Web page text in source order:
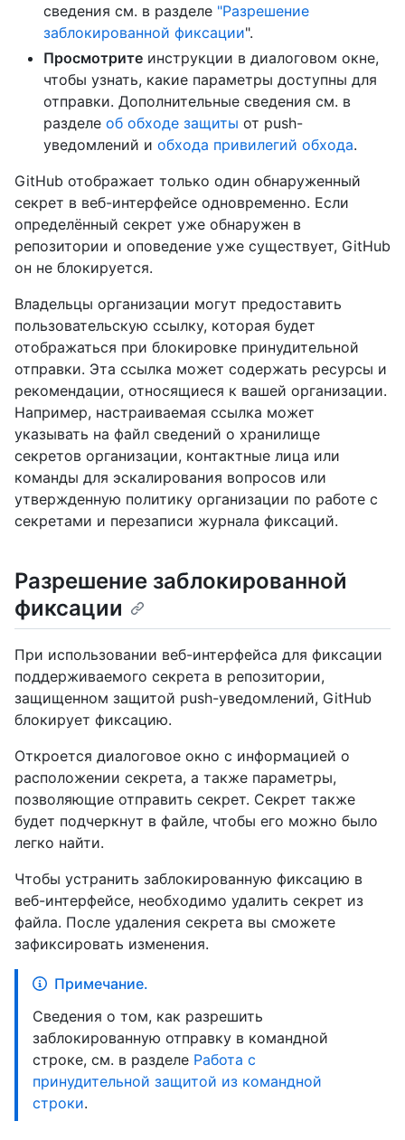
сведения см. в разделе "Разрешение
заблокированной фиксации".
Просмотрите инструкции в диалоговом окне,
чтобы узнать, какие параметры доступны для
отправки. Дополнительные сведения см. в
разделе об обходе защиты от push-
уведомлений и обхода привилегий обхода.
GitHub отображает только один обнаруженный
секрет в веб-интерфейсе одновременно. Если
определённый секрет уже обнаружен в
репозитории и оповедение уже существует, GitHub
он не блокируется.
Владельцы организации могут предоставить
пользовательскую ссылку, которая будет
отображаться при блокировке принудительной
отправки. Эта ссылка может содержать ресурсы и
рекомендации, относящиеся к вашей организации.
Например, настраиваемая ссылка может
указывать на файл сведений о хранилище
секретов организации, контактные лица или
команды для эскалирования вопросов или
утвержденную политику организации по работе с
секретами и перезаписи журнала фиксаций.
Разрешение заблокированной
фиксации
При использовании веб-интерфейса для фиксации
поддерживаемого секрета в репозитории,
защищенном защитой push-уведомлений, GitHub
блокирует фиксацию.
Откроется диалоговое окно с информацией о
расположении секрета, а также параметры,
позволяющие отправить секрет. Секрет также
будет подчеркнут в файле, чтобы его можно было
легко найти.
Чтобы устранить заблокированную фиксацию в
веб-интерфейсе, необходимо удалить секрет из
файла. После удаления секрета вы сможете
зафиксировать изменения.
Примечание.
Сведения о том, как разрешить
заблокированную отправку в командной
строке, см. в разделе Работа с
принудительной защитой из командной
строки.